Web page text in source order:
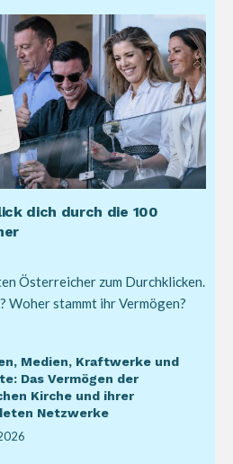
dich durch die 100
Österreicher zum Durchklicken.
Woher stammt ihr Vermögen?
Medien, Kraftwerke und
Das Vermögen der
Kirche und ihrer
Netzwerke